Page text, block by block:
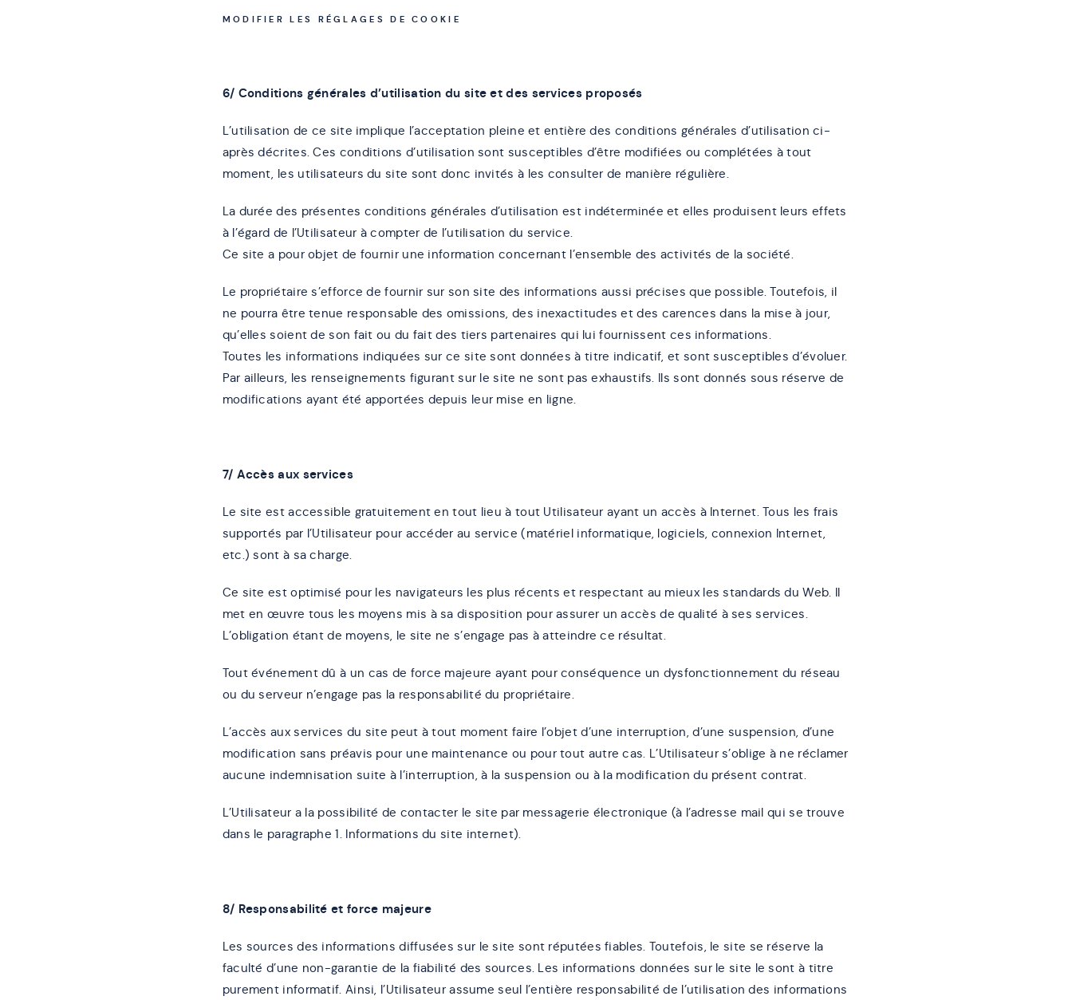
MODIFIER LES RÉGLAGES DE COOKIE
6/ Conditions générales d’utilisation du site et des services proposés
L’utilisation de ce site implique l’acceptation pleine et entière des conditions générales d’utilisation ci-
après décrites. Ces conditions d’utilisation sont susceptibles d’être modifiées ou complétées à tout
moment, les utilisateurs du site sont donc invités à les consulter de manière régulière.
La durée des présentes conditions générales d’utilisation est indéterminée et elles produisent leurs effets
à l’égard de l’Utilisateur à compter de l’utilisation du service.
Ce site a pour objet de fournir une information concernant l’ensemble des activités de la société.
Le propriétaire s’efforce de fournir sur son site des informations aussi précises que possible. Toutefois, il
ne pourra être tenue responsable des omissions, des inexactitudes et des carences dans la mise à jour,
qu’elles soient de son fait ou du fait des tiers partenaires qui lui fournissent ces informations.
Toutes les informations indiquées sur ce site sont données à titre indicatif, et sont susceptibles d’évoluer.
Par ailleurs, les renseignements figurant sur le site ne sont pas exhaustifs. Ils sont donnés sous réserve de
modifications ayant été apportées depuis leur mise en ligne.
7/ Accès aux services
Le site est accessible gratuitement en tout lieu à tout Utilisateur ayant un accès à Internet. Tous les frais
supportés par l’Utilisateur pour accéder au service (matériel informatique, logiciels, connexion Internet,
etc.) sont à sa charge.
Ce site est optimisé pour les navigateurs les plus récents et respectant au mieux les standards du Web. Il
met en œuvre tous les moyens mis à sa disposition pour assurer un accès de qualité à ses services.
L’obligation étant de moyens, le site ne s’engage pas à atteindre ce résultat.
Tout événement dû à un cas de force majeure ayant pour conséquence un dysfonctionnement du réseau
ou du serveur n’engage pas la responsabilité du propriétaire.
L’accès aux services du site peut à tout moment faire l’objet d’une interruption, d’une suspension, d’une
modification sans préavis pour une maintenance ou pour tout autre cas. L’Utilisateur s’oblige à ne réclamer
aucune indemnisation suite à l’interruption, à la suspension ou à la modification du présent contrat.
L’Utilisateur a la possibilité de contacter le site par messagerie électronique (à l’adresse mail qui se trouve
dans le paragraphe 1. Informations du site internet).
8/ Responsabilité et force majeure
Les sources des informations diffusées sur le site sont réputées fiables. Toutefois, le site se réserve la
faculté d’une non-garantie de la fiabilité des sources. Les informations données sur le site le sont à titre
purement informatif. Ainsi, l’Utilisateur assume seul l’entière responsabilité de l’utilisation des informations